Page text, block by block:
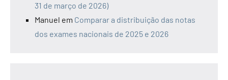
31 de março de 2026)
Manuel em Comparar a distribuição das notas
dos exames nacionais de 2025 e 2026